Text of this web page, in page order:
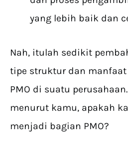
yang lebih baik dan
Nah, itulah sedikit
tipe struktur dan manfaat
PMO di suatu
menurut kamu, apakah
menjadi bagian PMO?